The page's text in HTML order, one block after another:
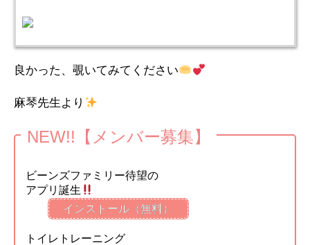
良かった、覗いてみてください
麻琴先生より
NEW!!【メンバー募集】
ビーンズファミリー待望の
アプリ誕生
インストール（無料）
トイレトレーニング